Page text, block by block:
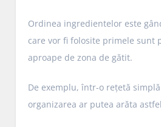
Ordinea ingredientelor este
care vor fi folosite primele sunt
aproape de zona de gătit.
De exemplu, într-o rețetă
organizarea ar putea arăta